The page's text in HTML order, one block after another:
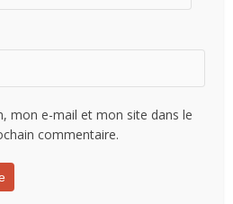
mon e-mail et mon site dans le
commentaire.